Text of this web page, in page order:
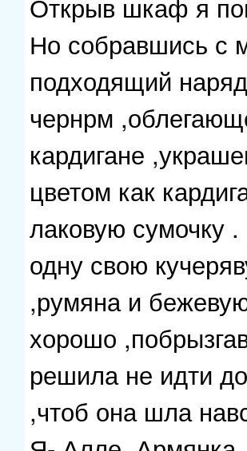
Но собравшись с
подходящий
чернрм
кардигане
цветом как
лаковую сумочку
одну свою
,румяна и
хорошо
решила не идти
,чтоб она шла